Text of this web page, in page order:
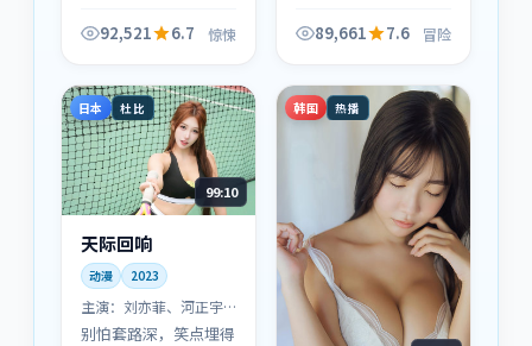
情；当然，它也会在第
92,521 6.7 惊悚
缉》对冒险题材的处理
89,661 7.6 冒险
日本 杜比
99:10
天际回响
动漫 2023
主演： 刘亦菲、河正宇
等
别怕套路深，笑点埋得
韩国 热播